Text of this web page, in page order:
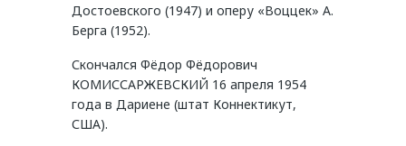
Достоевского (1947) и оперу «Воццек» А.
Берга (1952).
Скончался Фёдор Фёдорович
КОМИССАРЖЕВСКИЙ 16 апреля 1954
года в Дариене (штат Коннектикут,
США).